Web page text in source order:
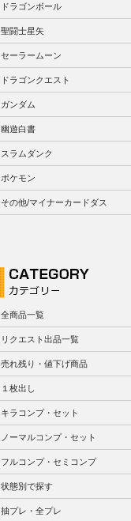
ドラゴンボール
聖闘士星矢
セーラームーン
ドラゴンクエスト
ガンダム
幽遊白書
スラムダンク
ポケモン
その他/マイナーカードダス
全商品一覧
リクエスト出品一覧
売れ残り・値下げ商品
１枚出し
キラコンプ・セット
ノーマルコンプ・セット
フルコンプ・セミコンプ
状態別で探す
抽プレ・全プレ